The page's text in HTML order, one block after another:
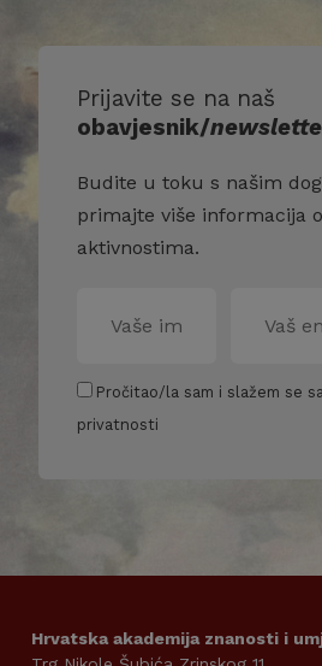
Prijavite se na naš
obavjesnik/
Budite u toku s našim
primajte više informacija
aktivnostima.
Pročitao/la sam i slažem se
privatnosti
Hrvatska akademija znanosti i